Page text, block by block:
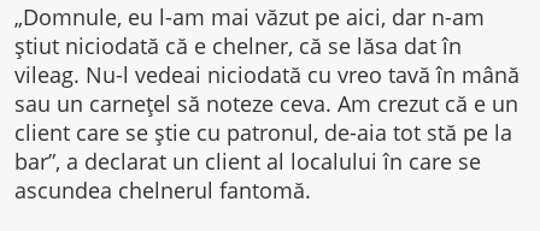
„Domnule, eu l-am mai văzut pe aici, dar n-am
știut niciodată că e chelner, că se lăsa dat în
vileag. Nu-l vedeai niciodată cu vreo tavă în mână
sau un carnețel să noteze ceva. Am crezut că e un
client care se știe cu patronul, de-aia tot stă pe la
bar”, a declarat un client al localului în care se
ascundea chelnerul fantomă.